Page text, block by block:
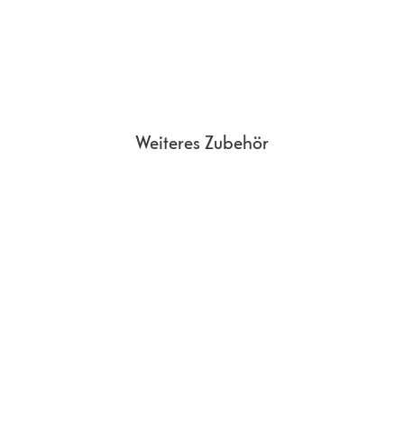
Weiteres Zubehör